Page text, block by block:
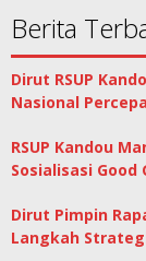
Berita
Dirut RSUP
Nasional
RSUP Kandou
Sosialisasi Good
Dirut Pimpin
Langkah